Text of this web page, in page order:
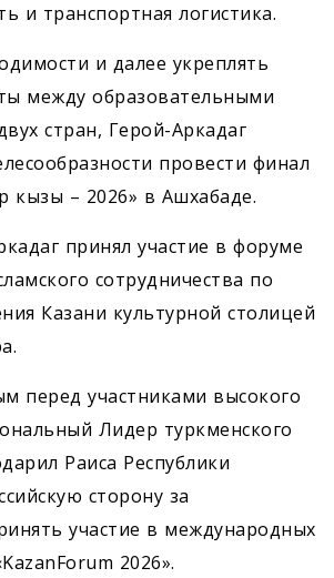
и транспортная логистика.
и далее укреплять
между образовательными
стран, Герой-Аркадаг
провести финал
кызы – 2026» в Ашхабаде.
принял участие в форуме
сотрудничества по
Казани культурной столицей
перед участниками высокого
Лидер туркменского
Раиса Республики
сторону за
участие в международных
2026».